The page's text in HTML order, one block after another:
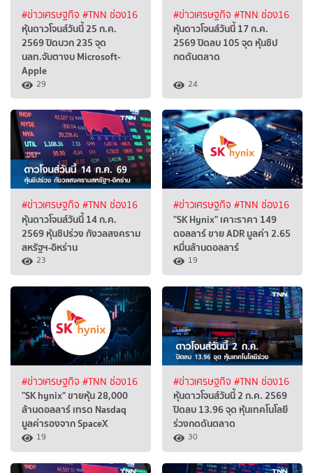
#ข่าวเศรษฐกิจ #TNN ช่อง16
หุ้นดาวโจนส์วันนี้ 25 ก.ค.
2569 ปิดบวก 235 จุด
นลท.จับตางบ Microsoft-
Apple
29
#ข่าวเศรษฐกิจ #TNN ช่อง16
หุ้นดาวโจนส์วันนี้ 17 ก.ค.
2569 ปิดลบ 105 จุด หุ้นชิป
กดดันตลาด
24
#ข่าวเศรษฐกิจ #TNN ช่อง16
หุ้นดาวโจนส์วันนี้ 14 ก.ค.
2569 หุ้นชิปร่วง กังวลสงคราม
สหรัฐฯ-อิหร่าน
23
#ข่าวเศรษฐกิจ #TNN ช่อง16
"SK Hynix" เคาะราคา 149
ดอลลาร์ ขาย ADR มูลค่า 2.65
หมื่นล้านดอลลาร์
19
#ข่าวเศรษฐกิจ #TNN ช่อง16
"SK hynix" ขายหุ้น 28,000
ล้านดอลลาร์ เทรด Nasdaq
มูลค่ารองจาก SpaceX
19
#ข่าวเศรษฐกิจ #TNN ช่อง16
หุ้นดาวโจนส์วันนี้ 2 ก.ค. 2569
ปิดลบ 13.96 จุด หุ้นเทคโนโลยี
ร่วงกดดันตลาด
30